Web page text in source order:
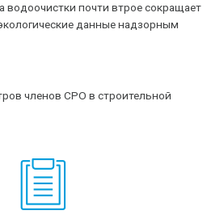
почти втрое сокращает
данные надзорным
членов СРО в строительной